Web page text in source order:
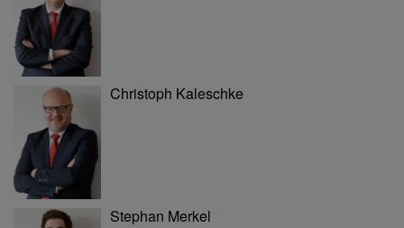
Christoph Kaleschke
Stephan Merkel